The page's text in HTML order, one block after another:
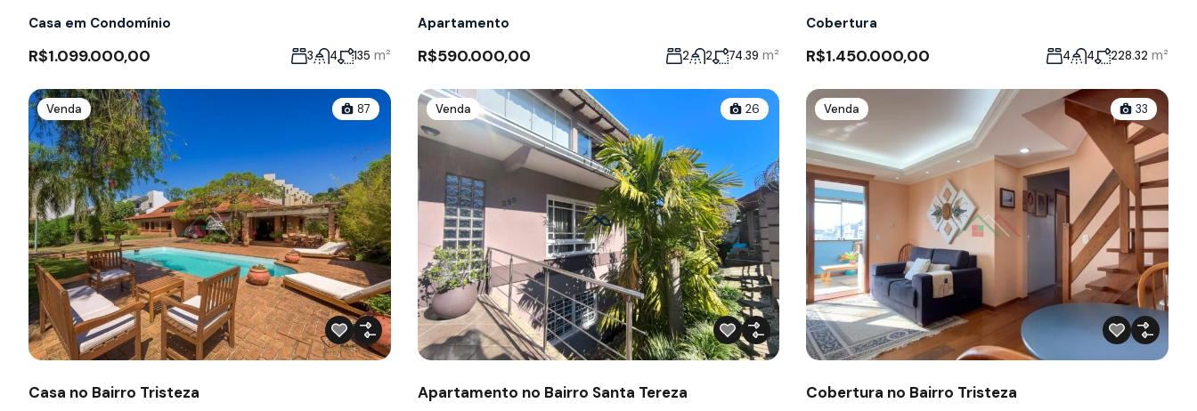
Casa em Condomínio
R$1.099.000,00 3 4 135 m²
Apartamento
R$590.000,00 2 2 74.39 m²
Cobertura
R$1.450.000,00 4 4 228.32 m²
Venda 87
Casa no Bairro Tristeza
Venda 26
Apartamento no Bairro Santa Tereza
Venda 33
Cobertura no Bairro Tristeza